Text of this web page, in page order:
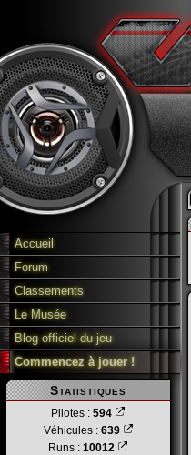
Accueil
Forum
Classements
Le Musée
Blog officiel du jeu
Commencez à jouer !
Statistiques
Pilotes : 594
Véhicules : 639
Runs : 10012